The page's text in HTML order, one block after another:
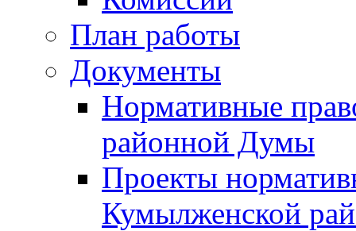
План работы
Документы
Нормативные
районной Думы
Проекты
Кумылженской